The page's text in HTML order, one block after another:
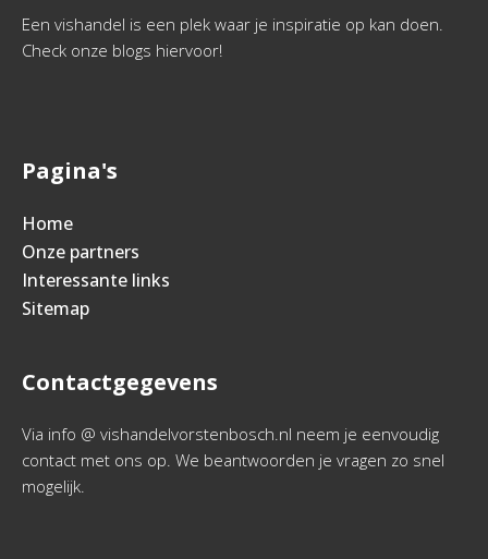
Een vishandel is een plek waar je inspiratie op kan doen.
Check onze blogs hiervoor!
Pagina's
Home
Onze partners
Interessante links
Sitemap
Contactgegevens
Via info @ vishandelvorstenbosch.nl neem je eenvoudig
contact met ons op. We beantwoorden je vragen zo snel
mogelijk.